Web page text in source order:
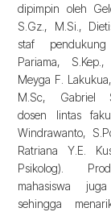
dipimpin oleh
S.Gz., M.Si.,
staf
Pariama,
Meyga F.
M.Sc, Gabriel
dosen lintas
Windrawanto,
Ratriana Y.E.
Psikolog).
mahasiswa
sehingga